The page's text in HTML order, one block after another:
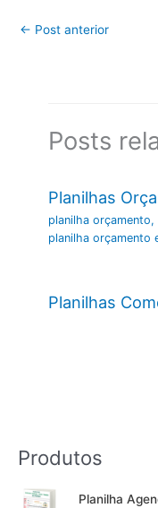
← Post anterior
Posts
Planilhas
planilha orçamento,
planilha orçamento
Planilhas
Produtos
Planilha